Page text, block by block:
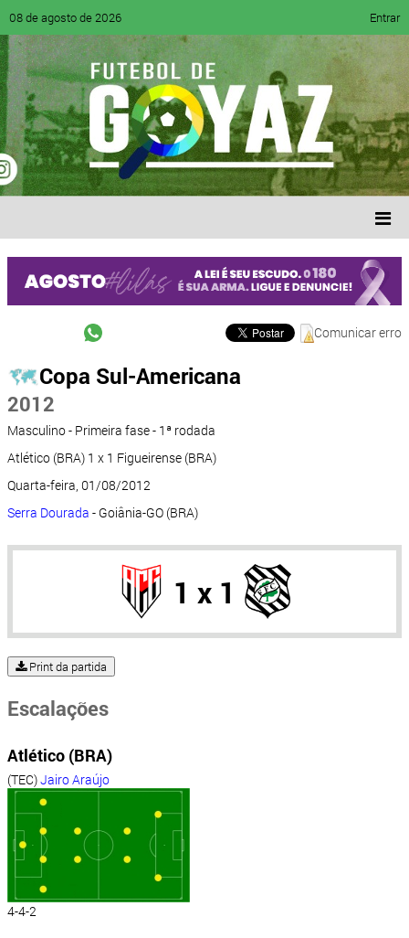
08 de agosto de 2026 Entrar
Comunicar erro
Copa Sul-Americana
2012
Masculino - Primeira fase - 1ª rodada
Atlético (BRA) 1 x 1 Figueirense (BRA)
Quarta-feira, 01/08/2012
Serra Dourada - Goiânia-GO (BRA)
1 x 1
Print da partida
Escalações
Atlético (BRA)
(TEC)Jairo Araújo
4-4-2